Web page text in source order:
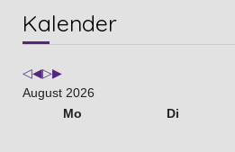
Kalender
Jahr
Monat
JahrMonat
August 2026
Mo
Di